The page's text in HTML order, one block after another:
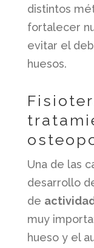
distintos
fortalecer
evitar el
huesos.
Una de las
desarrollo
de
muy
hueso y el